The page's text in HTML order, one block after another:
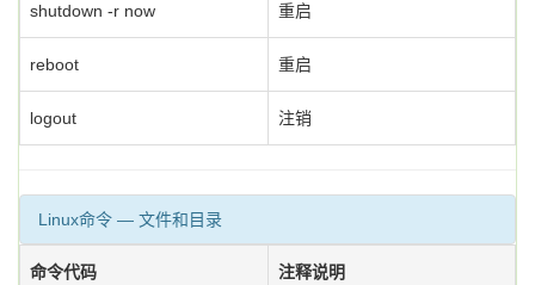
shutdown -r now 重启
reboot 重启
logout 注销
Linux命令 — 文件和目录
命令代码 注释说明